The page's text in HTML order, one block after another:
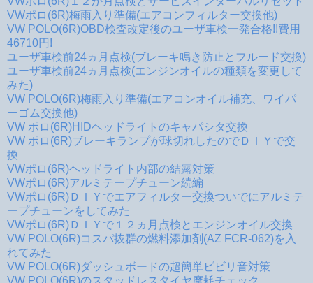
VWポロ(6R)梅雨入り準備(エアコンフィルター交換他)
VW POLO(6R)OBD検査改定後のユーザ車検一発合格!!費用
46710円!
ユーザ車検前24ヵ月点検(ブレーキ鳴き防止とフルード交換)
ユーザ車検前24ヵ月点検(エンジンオイルの種類を変更して
みた)
VW POLO(6R)梅雨入り準備(エアコンオイル補充、ワイパ
ーゴム交換他)
VW ポロ(6R)HIDヘッドライトのキャパシタ交換
VW ポロ(6R)ブレーキランプが球切れしたのでＤＩＹで交
換
VWポロ(6R)ヘッドライト内部の結露対策
VWポロ(6R)アルミテープチューン続編
VWポロ(6R)ＤＩＹでエアフィルター交換ついでにアルミテ
ープチューンをしてみた
VWポロ(6R)ＤＩＹで１２ヵ月点検とエンジンオイル交換
VW POLO(6R)コスパ抜群の燃料添加剤(AZ FCR-062)を入
れてみた
VW POLO(6R)ダッシュボードの超簡単ビビリ音対策
VW POLO(6R)のスタッドレスタイヤ摩耗チェック